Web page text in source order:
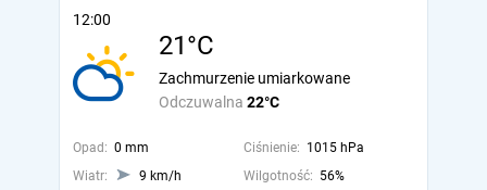
12:00
21°C
Odczuwalna 22°C
Zachmurzenie umiarkowane
Opad: 0 mm Ciśnienie: 1015 hPa
Wiatr:
9 km/h Wilgotność: 56%